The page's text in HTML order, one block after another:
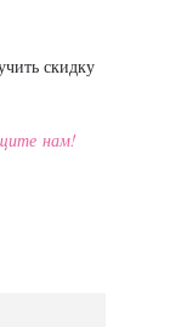
скидку
нам!